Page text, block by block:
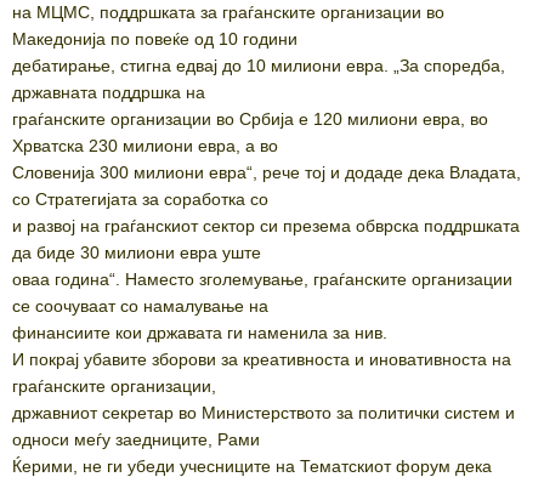
на МЦМС, поддршката за граѓанските организации во
Македонија по повеќе од 10 години
дебатирање, стигна едвај до 10 милиони евра. „За споредба,
државната поддршка на
граѓанските организации во Србија е 120 милиони евра, во
Хрватска 230 милиони евра, а во
Словенија 300 милиони евра“, рече тој и додаде дека Владата,
со Стратегијата за соработка со
и развој на граѓанскиот сектор си презема обврска поддршката
да биде 30 милиони евра уште
оваа година“. Наместо зголемување, граѓанските организации
се соочуваат со намалување на
финансиите кои државата ги наменила за нив.
И покрај убавите зборови за креативноста и иновативноста на
граѓанските организации,
државниот секретар во Министерството за политички систем и
односи меѓу заедниците, Рами
Ќерими, не ги убеди учесниците на Тематскиот форум дека